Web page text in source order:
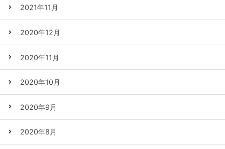
2021年11月
2020年12月
2020年11月
2020年10月
2020年9月
2020年8月